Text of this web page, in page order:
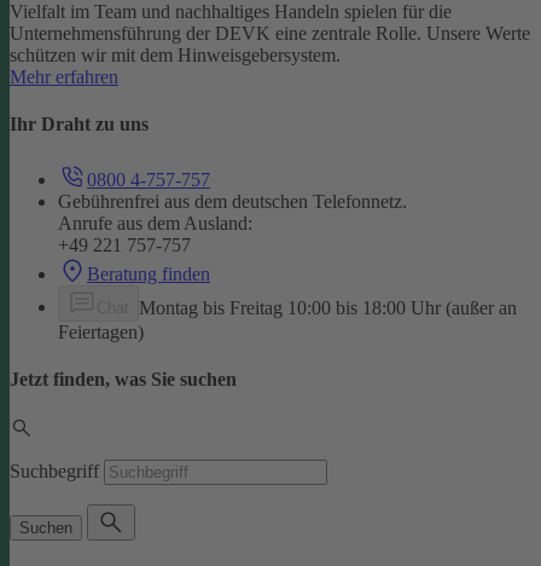
Vielfalt im Team und nachhaltiges Handeln spielen für die
Unternehmensführung der DEVK eine zentrale Rolle. Unsere Werte
schützen wir mit dem Hinweisgebersystem.
Mehr erfahren
Ihr Draht zu uns
0800 4-757-757
Gebührenfrei aus dem deutschen Telefonnetz.
Anrufe aus dem Ausland:
+49 221 757-757
Beratung finden
Montag bis Freitag 10:00 bis 18:00 Uhr (außer an
Feiertagen)
Jetzt finden, was Sie suchen
Suchbegriff
Suchen